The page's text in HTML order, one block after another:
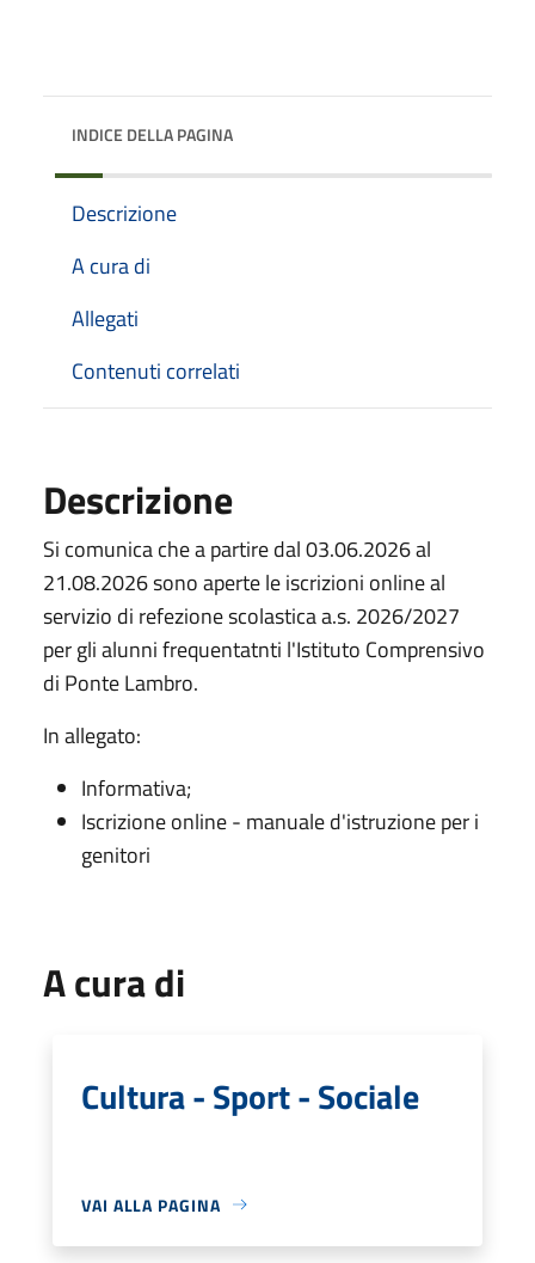
INDICE DELLA PAGINA
Descrizione
A cura di
Allegati
Contenuti correlati
Descrizione
Si comunica che a partire dal 03.06.2026 al
21.08.2026 sono aperte le iscrizioni online al
servizio di refezione scolastica a.s. 2026/2027
per gli alunni frequentatnti l'Istituto Comprensivo
di Ponte Lambro.
In allegato:
Informativa;
Iscrizione online - manuale d'istruzione per i
genitori
A cura di
Cultura - Sport - Sociale
VAI ALLA PAGINA